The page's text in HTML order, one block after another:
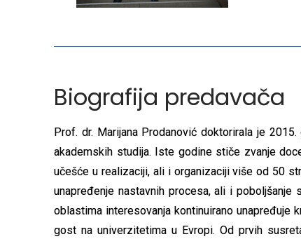
Biografija predavača
Prof. dr. Marijana Prodanović doktorirala je
akademskih studija. Iste godine stiče zvanje
učešće u realizaciji, ali i organizaciji više od 50
unapređenje nastavnih procesa, ali i
oblastima interesovanja kontinuirano unapređuje
gost na univerzitetima u Evropi. Od prvih